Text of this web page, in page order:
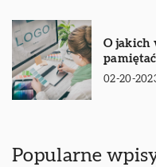
O jakich
02-20-
Popularne